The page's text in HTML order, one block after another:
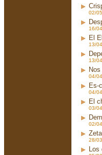
02/
16/
El
13/
13/
04/
Es-
04/
El
03/
02/
28/
Los